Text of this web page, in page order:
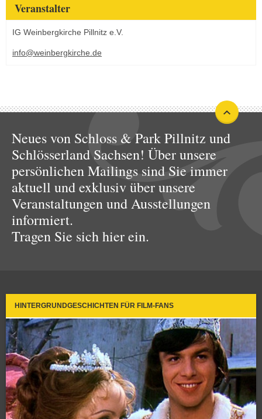
Veranstalter
IG Weinbergkirche Pillnitz e.V.
info@weinbergkirche.de
Neues von Schloss & Park Pillnitz und
Schlösserland Sachsen! Über unsere
persönlichen Mailings sind Sie immer
aktuell und exklusiv über unsere
Veranstaltungen und Ausstellungen
informiert.
Tragen Sie sich hier ein.
HINTERGRUNDGESCHICHTEN FÜR FILM-FANS